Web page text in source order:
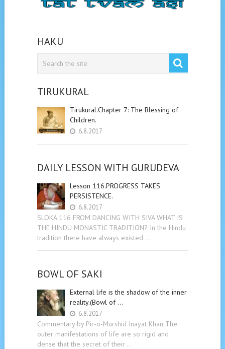
HAKU
TIRUKURAL
Tirukural.Chapter 7: The Blessing of
Children.
6.8.2017
DAILY LESSON WITH GURUDEVA
Lesson 116.PROGRESS TAKES
PERSISTENCE.
6.8.2017
SLOKA 116 FROM DANCING WITH SIVA WHAT IS
THE HINDU MONASTIC TRADITION? In the Hindu
tradition there have always existed …
BOWL OF SAKI
External life is the shadow of the inner
reality.(Bowl of …
6.8.2017
Commentary by Pir-o-Murshid Inayat Khan The
outer manifestations of life are so rigid and
dense that the secret of their …